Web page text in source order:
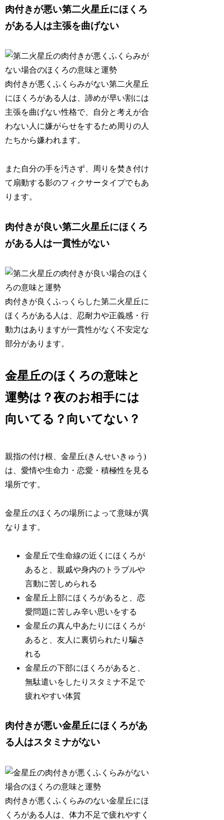
肉付きが悪い第二火星丘にほくろ
がある人は主張を曲げない
肉付きが悪くふくらみがない第二火星丘
にほくろがある人は、諦めが早い割には
主張を曲げない性格で、自分と考えが合
わない人に嫌がらせをするため周りの人
たちから嫌われます。
また自分の手を汚さず、周りを焚き付け
て扇動する影のフィクサータイプでもあ
ります。
肉付きが良い第二火星丘にほくろ
がある人は一貫性がない
肉付きが良くふっくらした第二火星丘に
ほくろがある人は、 忍耐力や正義感・行
動力はありますが一貫性がなく不安定な
部分があります。
金星丘のほくろの意味と
運勢は？夜のお相手には
向いてる？向いてない？
親指の付け根、金星丘(きんせいきゅう)
は、愛情や生命力・恋愛・積極性を見る
場所です。
金星丘のほくろの場所によって意味が異
なります。
金星丘で生命線の近くにほくろが
あると、親戚や身内のトラブルや
言動に苦しめられる
金星丘上部にほくろがあると、恋
愛問題に苦しみ辛い思いをする
金星丘の真ん中あたりにほくろが
あると、友人に裏切られたり騙さ
れる
金星丘の下部にほくろがあると、
無駄遣いをしたりスタミナ不足で
疲れやすい体質
肉付きが悪い金星丘にほくろがあ
る人はスタミナがない
肉付きが悪くふくらみのない金星丘にほ
くろがある人は、体力不足で疲れやすく